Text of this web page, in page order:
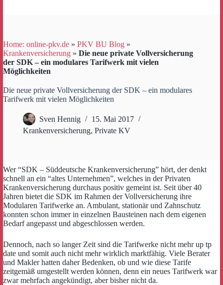
Home: online-pkv.de » PKV BU Blog »
Krankenversicherung » Die neue private Vollversicherung
der SDK – ein modulares Tarifwerk mit vielen
Möglichkeiten
Die neue private Vollversicherung der SDK – ein modulares
Tarifwerk mit vielen Möglichkeiten
Sven Hennig
15. Mai 2017
Krankenversicherung, Private KV
Wer “SDK – Süddeutsche Krankenversicherung” hört, der denkt
schnell an ein “altes Unternehmen”, welches in der Privaten
Krankenversicherung durchaus positiv gemeint ist. Seit über 40
Jahren bietet die SDK im Rahmen der Vollversicherung ihre
Modularen Tarifwerke an. Ambulant, stationär und Zahnschutz
konnten schon immer in einzelnen Bausteinen nach dem eigenen
Bedarf angepasst und abgeschlossen werden.
Dennoch, nach so langer Zeit sind die Tarifwerke nicht mehr up tp
date und somit auch nicht mehr wirklich marktfähig. Viele Berater
und Makler hatten daher Bedenken, ob und wie diese Tarife
zeitgemäß umgestellt werden können, denn ein neues Tarifwerk war
zwar mehrfach angekündigt, aber bisher nicht da.